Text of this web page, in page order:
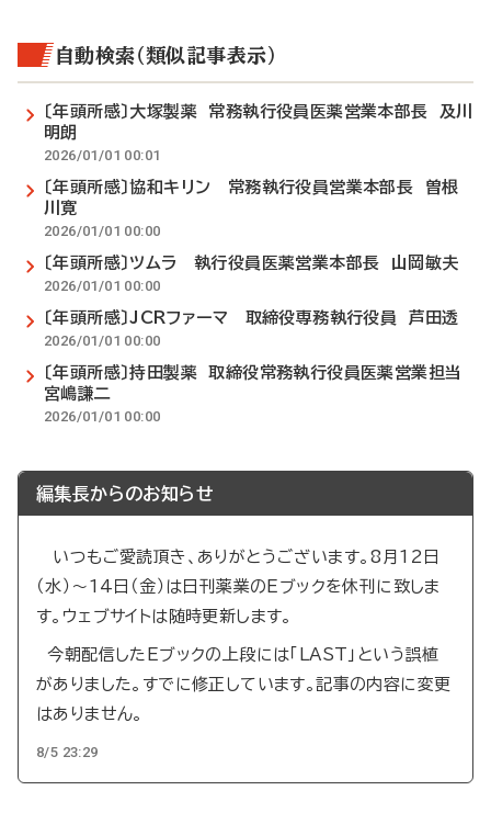
自動検索（類似記事表示）
〔年頭所感〕大塚製薬 常務執行役員医薬営業本部長 及川
明朗
2026/01/01 00:01
〔年頭所感〕協和キリン 常務執行役員営業本部長 曽根
川寛
2026/01/01 00:00
〔年頭所感〕ツムラ 執行役員医薬営業本部長 山岡敏夫
2026/01/01 00:00
〔年頭所感〕JCRファーマ 取締役専務執行役員 芦田透
2026/01/01 00:00
〔年頭所感〕持田製薬 取締役常務執行役員医薬営業担当
宮嶋謙二
2026/01/01 00:00
編集長からのお知らせ
いつもご愛読頂き、ありがとうございます。8月12日
（水）～14日（金）は日刊薬業のEブックを休刊に致しま
す。ウェブサイトは随時更新します。
今朝配信したEブックの上段には「LAST」という誤植
がありました。すでに修正しています。記事の内容に変更
はありません。
8/5 23:29